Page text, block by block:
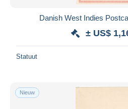
Danish West Indies
± US$
Statuut
Nieuw